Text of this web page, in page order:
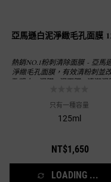
亞馬遜白泥淨緻毛孔面膜
熱銷NO.1粉刺清除面膜 - 亞馬
淨緻毛孔面膜，有效清粉刺並
孔粗大 #泥膜 #泥面膜 #清潔泥膜 #泥
大 #縮小毛孔 #粉刺 #黑頭粉刺 #
刺 #鼻頭粉刺
只有一種容量
125ml
NT$1,650
LOADING ...